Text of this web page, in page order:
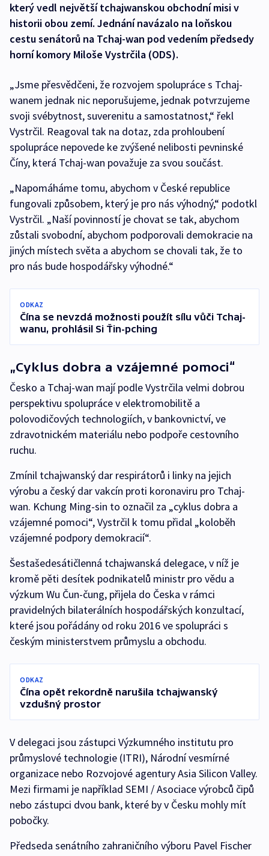
který vedl největší tchajwanskou obchodní misi v
historii obou zemí. Jednání navázalo na loňskou
cestu senátorů na Tchaj-wan pod vedením předsedy
horní komory Miloše Vystrčila (ODS).
„Jsme přesvědčeni, že rozvojem spolupráce s Tchaj-
wanem jednak nic neporušujeme, jednak potvrzujeme
svoji svébytnost, suverenitu a samostatnost,“ řekl
Vystrčil. Reagoval tak na dotaz, zda prohloubení
spolupráce nepovede ke zvýšené nelibosti pevninské
Číny, která Tchaj-wan považuje za svou součást.
„Napomáháme tomu, abychom v České republice
fungovali způsobem, který je pro nás výhodný,“ podotkl
Vystrčil. „Naší povinností je chovat se tak, abychom
zůstali svobodní, abychom podporovali demokracie na
jiných místech světa a abychom se chovali tak, že to
pro nás bude hospodářsky výhodné.“
ODKAZ
Čína se nevzdá možnosti použít sílu vůči Tchaj-
wanu, prohlásil Si Ťin-pching
„Cyklus dobra a vzájemné pomoci“
Česko a Tchaj-wan mají podle Vystrčila velmi dobrou
perspektivu spolupráce v elektromobilitě a
polovodičových technologiích, v bankovnictví, ve
zdravotnickém materiálu nebo podpoře cestovního
ruchu.
Zmínil tchajwanský dar respirátorů i linky na jejich
výrobu a český dar vakcín proti koronaviru pro Tchaj-
wan. Kchung Ming-sin to označil za „cyklus dobra a
vzájemné pomoci“, Vystrčil k tomu přidal „koloběh
vzájemné podpory demokracií“.
Šestašedesátičlenná tchajwanská delegace, v níž je
kromě pěti desítek podnikatelů ministr pro vědu a
výzkum Wu Čun-čung, přijela do Česka v rámci
pravidelných bilaterálních hospodářských konzultací,
které jsou pořádány od roku 2016 ve spolupráci s
českým ministerstvem průmyslu a obchodu.
ODKAZ
Čína opět rekordně narušila tchajwanský
vzdušný prostor
V delegaci jsou zástupci Výzkumného institutu pro
průmyslové technologie (ITRI), Národní vesmírné
organizace nebo Rozvojové agentury Asia Silicon Valley.
Mezi firmami je například SEMI / Asociace výrobců čipů
nebo zástupci dvou bank, které by v Česku mohly mít
pobočky.
Předseda senátního zahraničního výboru Pavel Fischer